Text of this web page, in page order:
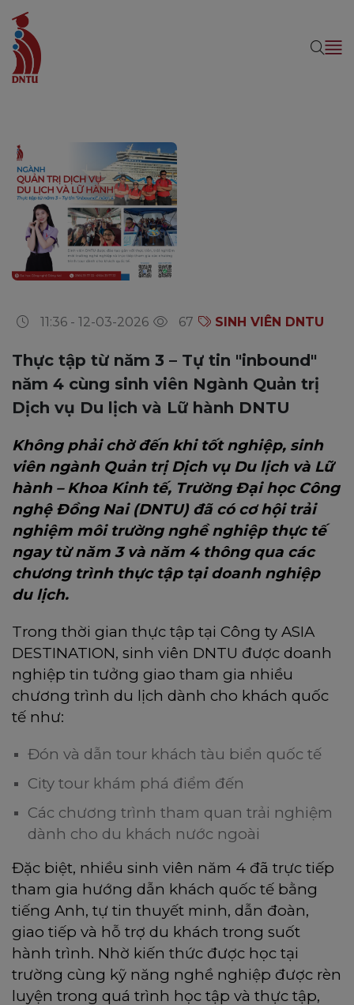
11:36 - 12-03-2026 67 SINH VIÊN DNTU
Thực tập từ năm 3 – Tự tin "inbound"
năm 4 cùng sinh viên Ngành Quản trị
Dịch vụ Du lịch và Lữ hành DNTU
Không phải chờ đến khi tốt nghiệp, sinh
viên ngành Quản trị Dịch vụ Du lịch và Lữ
hành – Khoa Kinh tế, Trường Đại học Công
nghệ Đồng Nai (DNTU) đã có cơ hội trải
nghiệm môi trường nghề nghiệp thực tế
ngay từ năm 3 và năm 4 thông qua các
chương trình thực tập tại doanh nghiệp
du lịch.
Trong thời gian thực tập tại Công ty ASIA
DESTINATION, sinh viên DNTU được doanh
nghiệp tin tưởng giao tham gia nhiều
chương trình du lịch dành cho khách quốc
tế như:
Đón và dẫn tour khách tàu biển quốc tế
City tour khám phá điểm đến
Các chương trình tham quan trải nghiệm
dành cho du khách nước ngoài
Đặc biệt, nhiều sinh viên năm 4 đã trực tiếp
tham gia hướng dẫn khách quốc tế bằng
tiếng Anh, tự tin thuyết minh, dẫn đoàn,
giao tiếp và hỗ trợ du khách trong suốt
hành trình. Nhờ kiến thức được học tại
trường cùng kỹ năng nghề nghiệp được rèn
luyện trong quá trình học tập và thực tập,